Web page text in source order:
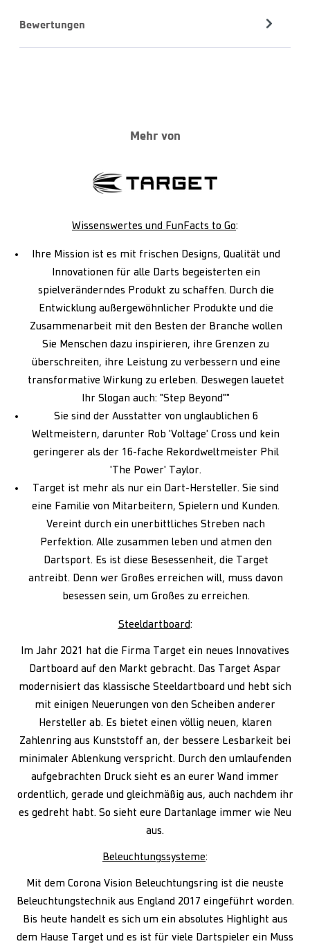
Bewertungen
Mehr von
Wissenswertes und FunFacts to Go:
Ihre Mission ist es mit frischen Designs, Qualität und
Innovationen für alle Darts begeisterten ein
spielveränderndes Produkt zu schaffen. Durch die
Entwicklung außergewöhnlicher Produkte und die
Zusammenarbeit mit den Besten der Branche wollen
Sie Menschen dazu inspirieren, ihre Grenzen zu
überschreiten, ihre Leistung zu verbessern und eine
transformative Wirkung zu erleben. Deswegen lauetet
Ihr Slogan auch: "Step Beyond""
Sie sind der Ausstatter von unglaublichen 6
Weltmeistern, darunter Rob 'Voltage' Cross und kein
geringerer als der 16-fache Rekordweltmeister Phil
'The Power' Taylor.
Target ist mehr als nur ein Dart-Hersteller. Sie sind
eine Familie von Mitarbeitern, Spielern und Kunden.
Vereint durch ein unerbittliches Streben nach
Perfektion. Alle zusammen leben und atmen den
Dartsport. Es ist diese Besessenheit, die Target
antreibt. Denn wer Großes erreichen will, muss davon
besessen sein, um Großes zu erreichen.
Steeldartboard:
Im Jahr 2021 hat die Firma Target ein neues Innovatives
Dartboard auf den Markt gebracht. Das Target Aspar
modernisiert das klassische Steeldartboard und hebt sich
mit einigen Neuerungen von den Scheiben anderer
Hersteller ab. Es bietet einen völlig neuen, klaren
Zahlenring aus Kunststoff an, der bessere Lesbarkeit bei
minimaler Ablenkung verspricht. Durch den umlaufenden
aufgebrachten Druck sieht es an eurer Wand immer
ordentlich, gerade und gleichmäßig aus, auch nachdem ihr
es gedreht habt. So sieht eure Dartanlage immer wie Neu
aus.
Beleuchtungssysteme:
Mit dem Corona Vision Beleuchtungsring ist die neuste
Beleuchtungstechnik aus England 2017 eingeführt worden.
Bis heute handelt es sich um ein absolutes Highlight aus
dem Hause Target und es ist für viele Dartspieler ein Muss